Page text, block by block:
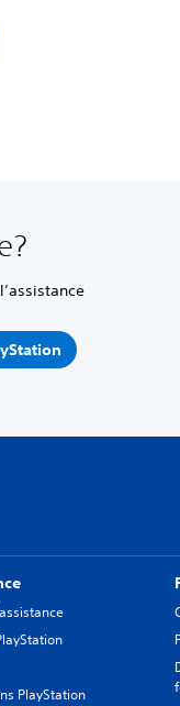
PlayStation